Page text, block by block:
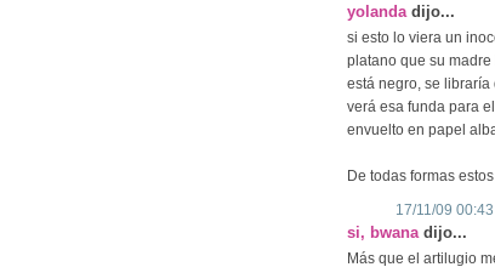
yolanda dijo...
si esto lo viera un
platano que su
está negro, se
verá esa funda para
envuelto en papel
De todas formas
17/11/09 00:43
si, bwana dijo...
Más que el artilugio